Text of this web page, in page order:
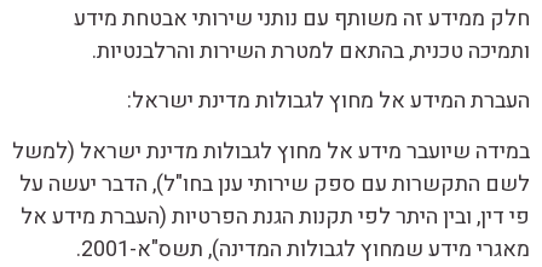
חלק ממידע זה משותף עם נותני שירותי אבטחת מידע
ותמיכה טכנית, בהתאם למטרת השירות והרלבנטיות.
העברת המידע אל מחוץ לגבולות מדינת ישראל:
במידה שיועבר מידע אל מחוץ לגבולות מדינת ישראל (למשל
לשם התקשרות עם ספק שירותי ענן בחו"ל), הדבר יעשה על
פי דין, ובין היתר לפי תקנות הגנת הפרטיות (העברת מידע אל
מאגרי מידע שמחוץ לגבולות המדינה), תשס"א-2001.